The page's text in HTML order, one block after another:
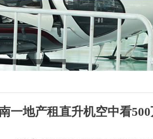
一地产租直升机空中看